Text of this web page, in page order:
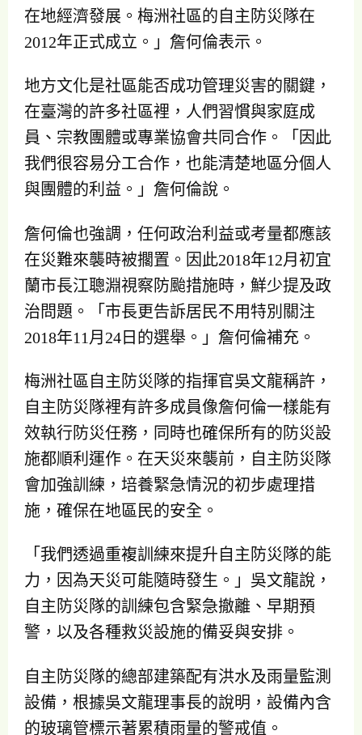
在地經濟發展。梅洲社區的自主防災隊在
2012年正式成立。」詹何倫表示。
地方文化是社區能否成功管理災害的關鍵，
在臺灣的許多社區裡，人們習慣與家庭成
員、宗教團體或專業協會共同合作。「因此
我們很容易分工合作，也能清楚地區分個人
與團體的利益。」詹何倫說。
詹何倫也強調，任何政治利益或考量都應該
在災難來襲時被擱置。因此2018年12月初宜
蘭市長江聰淵視察防颱措施時，鮮少提及政
治問題。「市長更告訴居民不用特別關注
2018年11月24日的選舉。」詹何倫補充。
梅洲社區自主防災隊的指揮官吳文龍稱許，
自主防災隊裡有許多成員像詹何倫一樣能有
效執行防災任務，同時也確保所有的防災設
施都順利運作。在天災來襲前，自主防災隊
會加強訓練，培養緊急情況的初步處理措
施，確保在地區民的安全。
「我們透過重複訓練來提升自主防災隊的能
力，因為天災可能隨時發生。」吳文龍說，
自主防災隊的訓練包含緊急撤離、早期預
警，以及各種救災設施的備妥與安排。
自主防災隊的總部建築配有洪水及雨量監測
設備，根據吳文龍理事長的說明，設備內含
的玻璃管標示著累積雨量的警戒值。